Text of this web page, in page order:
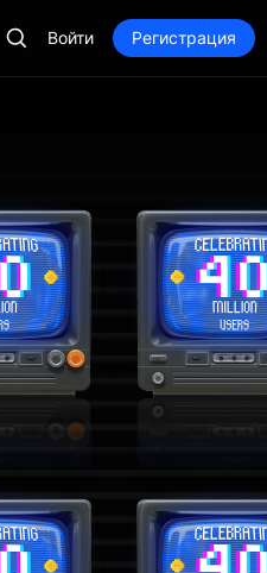
Войти Регистрация